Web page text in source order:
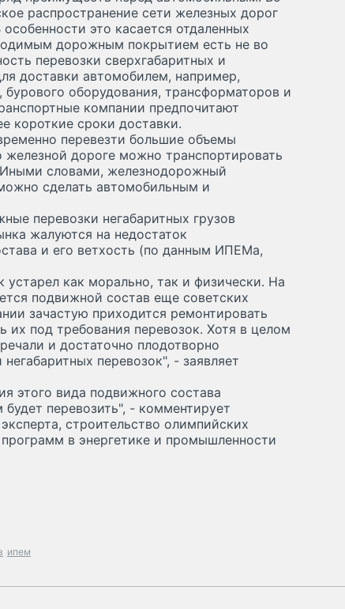
распространение сети железных дорог
это касается отдаленных
дорожным покрытием есть не во
перевозки сверхгабаритных и
доставки автомобилем, например,
оборудования, трансформаторов и
компании предпочитают
короткие сроки доставки.
перевезти большие объемы
дороге можно транспортировать
словами, железнодорожный
сделать автомобильным и
перевозки негабаритных грузов
жалуются на недостаток
и его ветхость (по данным ИПЕМа,
как морально, так и физически. На
подвижной состав еще советских
зачастую приходится ремонтировать
их под требования перевозок. Хотя в целом
и достаточно плодотворно
перевозок", - заявляет
этого вида подвижного состава
перевозить", - комментирует
строительство олимпийских
в энергетике и промышленности
ипем